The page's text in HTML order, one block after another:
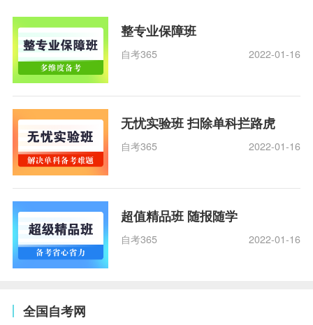
整专业保障班
自考365 2022-01-16
无忧实验班 扫除单科拦路虎
自考365 2022-01-16
超值精品班 随报随学
自考365 2022-01-16
全国自考网